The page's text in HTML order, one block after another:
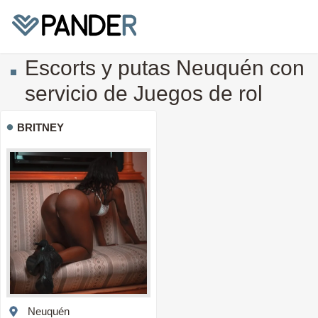
Escorts y putas Neuquén con
servicio de Juegos de rol
BRITNEY
Neuquén